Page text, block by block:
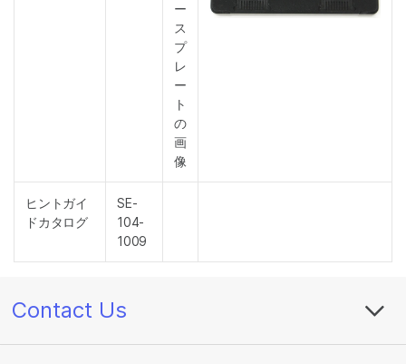
ー
ス
プ
レ
ー
ト
の
画
像
ヒントガイ
ドカタログ
SE-
104-
1009
Contact Us